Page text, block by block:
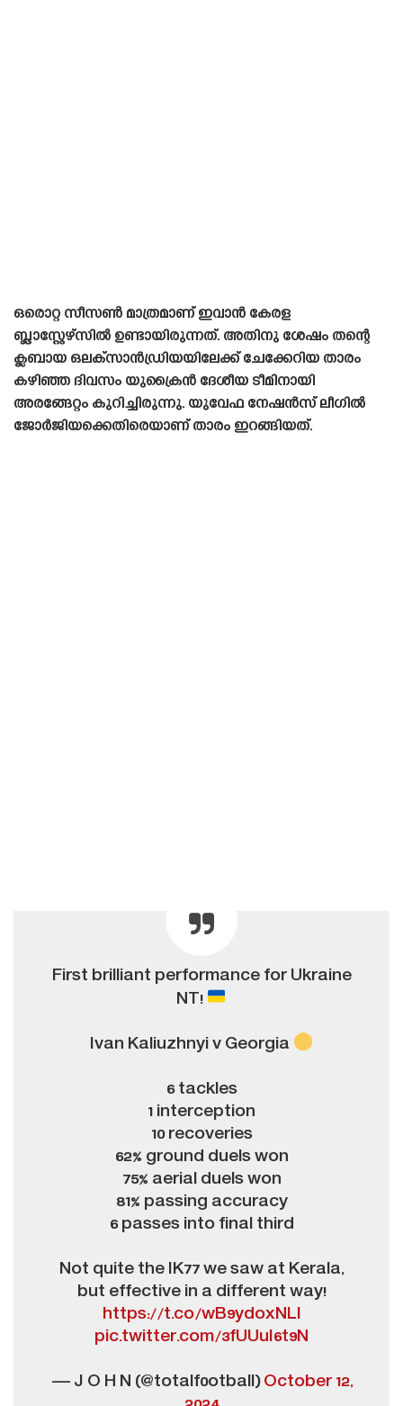
ഒരൊറ്റ സീസൺ മാത്രമാണ് ഇവാൻ കേരള
ബ്ലാസ്റ്റേഴ്‌സിൽ ഉണ്ടായിരുന്നത്. അതിനു ശേഷം തന്റെ
ക്ലബായ ഒലക്‌സാൻഡ്രിയയിലേക്ക് ചേക്കേറിയ താരം
കഴിഞ്ഞ ദിവസം യുക്രൈൻ ദേശീയ ടീമിനായി
അരങ്ങേറ്റം കുറിച്ചിരുന്നു. യുവേഫ നേഷൻസ് ലീഗിൽ
ജോർജിയക്കെതിരെയാണ് താരം ഇറങ്ങിയത്.
First brilliant performance for Ukraine
NT!
Ivan Kaliuzhnyi v Georgia
6 tackles
1 interception
10 recoveries
62% ground duels won
75% aerial duels won
81% passing accuracy
6 passes into final third
Not quite the IK77 we saw at Kerala,
but effective in a different way!
https://t.co/wB9ydoxNLl
pic.twitter.com/3fUUuI6t9N
— J O H N (@totalf0otball)October 12,